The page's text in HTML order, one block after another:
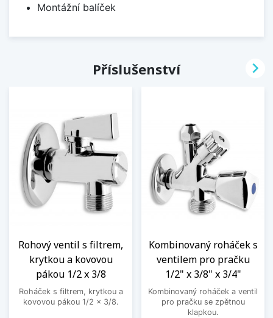
Montážní balíček
Příslušenství
Rohový ventil s filtrem,
krytkou a kovovou
pákou 1/2 x 3/8
Roháček s filtrem, krytkou a
kovovou pákou 1/2 x 3/8.
Kombinovaný roháček s
ventilem pro pračku
1/2" x 3/8" x 3/4"
Kombinovaný roháček a ventil
pro pračku se zpětnou
klapkou.
